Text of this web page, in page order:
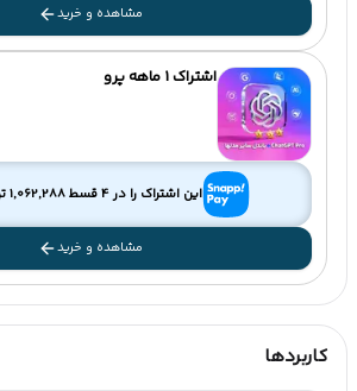
مشاهده و خرید
اشتراک 1 ماهه پرو
این اشتراک را در 4 قسط 1,062,288
مشاهده و خرید
کاربردها